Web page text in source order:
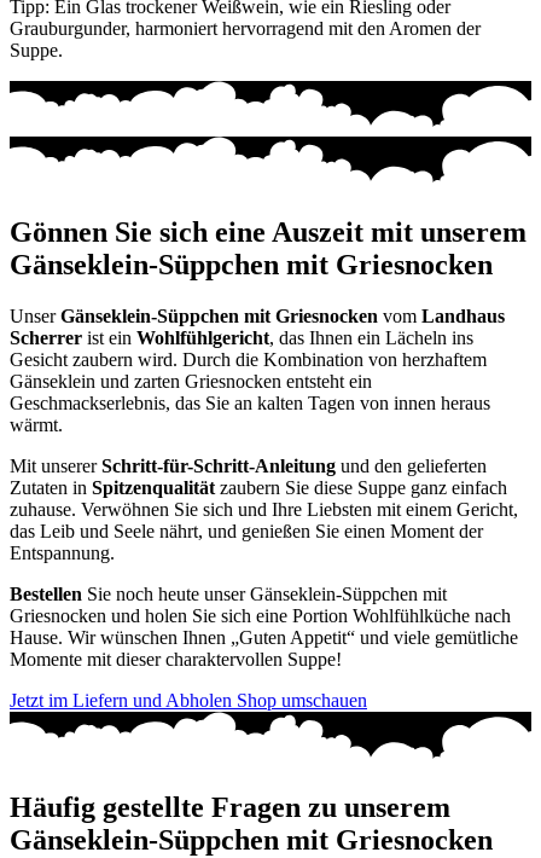
Tipp: Ein Glas trockener Weißwein, wie ein Riesling oder
Grauburgunder, harmoniert hervorragend mit den Aromen der
Suppe.
Gönnen Sie sich eine Auszeit mit unserem
Gänseklein-Süppchen mit Griesnocken
UnserGänseklein-Süppchen mit Griesnocken vom Landhaus
Scherrer ist ein Wohlfühlgericht, das Ihnen ein Lächeln ins
Gesicht zaubern wird. Durch die Kombination von herzhaftem
Gänseklein und zarten Griesnocken entsteht ein
Geschmackserlebnis, das Sie an kalten Tagen von innen heraus
wärmt.
Mit unsererSchritt-für-Schritt-Anleitung und den gelieferten
Zutaten in Spitzenqualität zaubern Sie diese Suppe ganz einfach
zuhause. Verwöhnen Sie sich und Ihre Liebsten mit einem Gericht,
das Leib und Seele nährt, und genießen Sie einen Moment der
Entspannung.
Bestellen Sie noch heute unser Gänseklein-Süppchen mit
Griesnocken und holen Sie sich eine Portion Wohlfühlküche nach
Hause. Wir wünschen Ihnen „Guten Appetit“ und viele gemütliche
Momente mit dieser charaktervollen Suppe!
Jetzt im Liefern und Abholen Shop umschauen
Häufig gestellte Fragen zu unserem
Gänseklein-Süppchen mit Griesnocken